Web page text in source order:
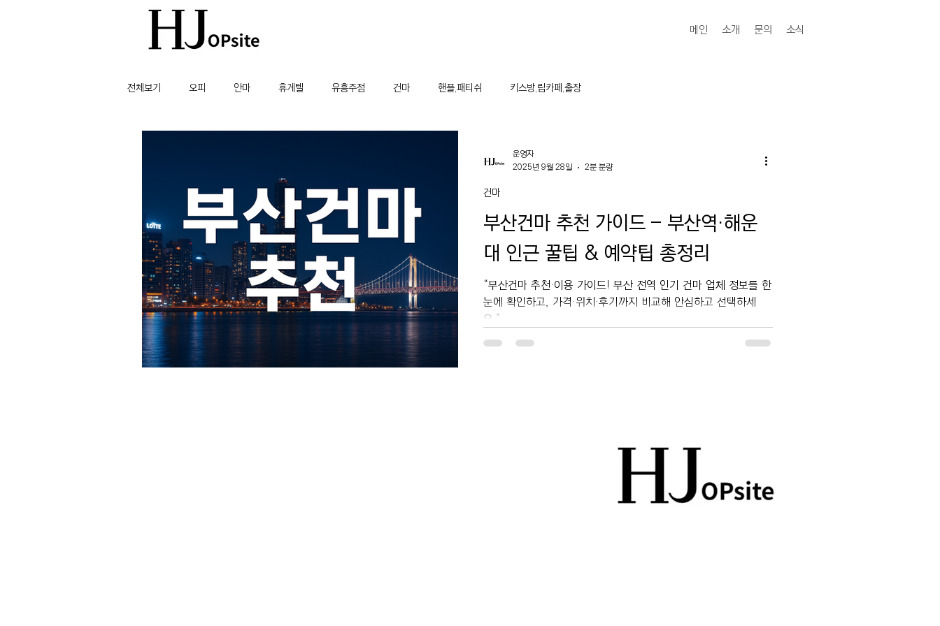
메인 소개 문의 소식
전체보기 오피 안마 휴게텔 유흥주점 건마 핸플,패티쉬 키스방,립카페,출장
부산건마 추천 가이드 – 부산역·해운
대 인근 꿀팁 & 예약팁 총정리
“부산건마 추천·이용 가이드! 부산 전역 인기 건마 업체 정보를 한
눈에 확인하고, 가격·위치·후기까지 비교해 안심하고 선택하세
요.”
건마
운영자
2025년 9월 28일
2분 분량